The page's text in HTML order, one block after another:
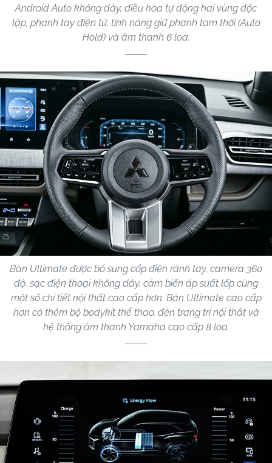
Android Auto không dây, điều hòa tự động hai vùng độc
lập, phanh tay điện tử, tính năng giữ phanh tạm thời (Auto
Hold) và âm thanh 6 loa.
Bản Ultimate được bổ sung cốp điện rảnh tay, camera 360
độ, sạc điện thoại không dây, cảm biến áp suất lốp cùng
một số chi tiết nội thất cao cấp hơn. Bản Ultimate cao cấp
hơn có thêm bộ bodykit thể thao, đèn trang trí nội thất và
hệ thống âm thanh Yamaha cao cấp 8 loa.